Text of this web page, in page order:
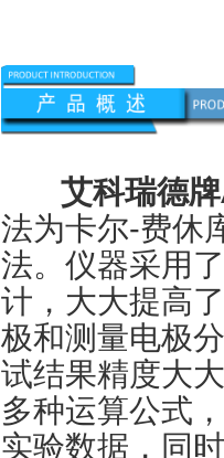
艾科瑞德牌
法为卡尔-费休
法。仪器采用
计，大大提高
极和测量电极
试结果精度大
多种运算公式
实验数据，同